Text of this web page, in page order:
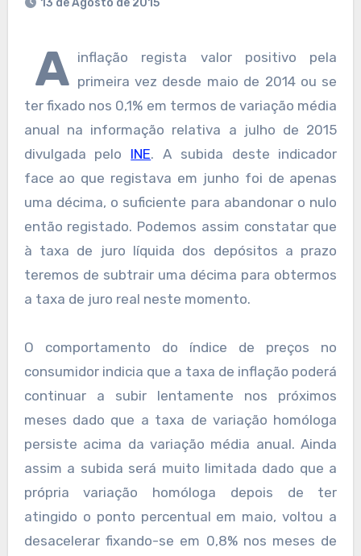
13 de Agosto de 2015
A inflação regista valor positivo pela
primeira vez desde maio de 2014 ou se
ter fixado nos 0,1% em termos de variação média
anual na informação relativa a julho de 2015
divulgada pelo INE. A subida deste indicador
face ao que registava em junho foi de apenas
uma décima, o suficiente para abandonar o nulo
então registado. Podemos assim constatar que
à taxa de juro líquida dos depósitos a prazo
teremos de subtrair uma décima para obtermos
a taxa de juro real neste momento.
O comportamento do índice de preços no
consumidor indicia que a taxa de inflação poderá
continuar a subir lentamente nos próximos
meses dado que a taxa de variação homóloga
persiste acima da variação média anual. Ainda
assim a subida será muito limitada dado que a
própria variação homóloga depois de ter
atingido o ponto percentual em maio, voltou a
desacelerar fixando-se em 0,8% nos meses de